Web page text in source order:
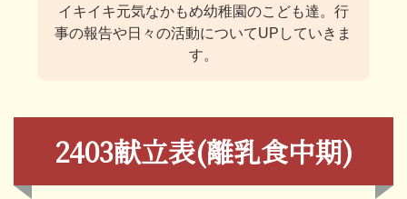
イキイキ元気なかもめ幼稚園のこども達。 行
事の報告や日々の活動についてUPしていきま
す。
2403献立表(離乳食中期)